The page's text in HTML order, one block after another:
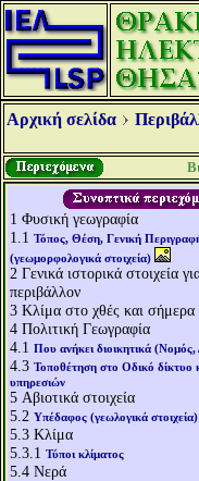
Αρχική σελίδα
1 Φυσική γεωγραφία
1.1 Τόπος, Θέση, Γενική
(γεωμορφολογικά στοιχεία)
2 Γενικά ιστορικά στοιχεία
περιβάλλον
3 Κλίμα στο χθές και σήμερα
4 Πολιτική Γεωγραφία
4.1 Που ανήκει διοικητικά
4.3 Τοποθέτηση στο Οδικό δίκτυο
υπηρεσιών
5 Αβιοτικά στοιχεία
5.2 Υπέδαφος (γεωλογικά στοιχεία)
5.3 Κλίμα
5.3.1 Τύποι κλίματος
5.4 Νερά